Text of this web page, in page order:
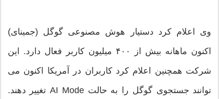
وی اعلام کرد دستیار هوش مصنوعی گوگل (جمینای)
اکنون ماهانه بیش از ۴۰۰ میلیون کاربر فعال دارد. این
شرکت همچنین اعلام کرد کاربران در آمریکا اکنون می
توانند جستجوی گوگل را به حالت AI Mode تغییر دهند.